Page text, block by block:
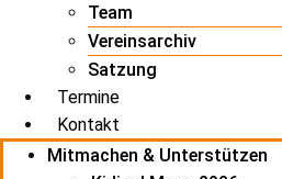
Team
Vereinsarchiv
Satzung
Termine
Kontakt
Mitmachen & Unterstützen